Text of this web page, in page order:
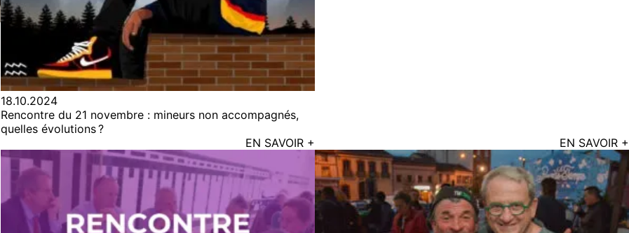
18.10.2024
Rencontre du 21 novembre : mineurs non accompagnés,
quelles évolutions ?
EN SAVOIR +
EN SAVOIR +